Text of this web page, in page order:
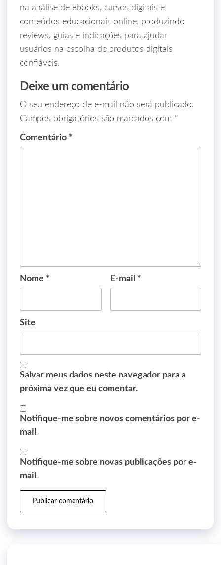
na análise de ebooks, cursos digitais e
conteúdos educacionais online, produzindo
reviews, guias e indicações para ajudar
usuários na escolha de produtos digitais
confiáveis.
Deixe um comentário
O seu endereço de e-mail não será publicado.
Campos obrigatórios são marcados com *
Comentário *
Nome * E-mail *
Site
Salvar meus dados neste navegador para a
próxima vez que eu comentar.
Notifique-me sobre novos comentários por e-
mail.
Notifique-me sobre novas publicações por e-
mail.